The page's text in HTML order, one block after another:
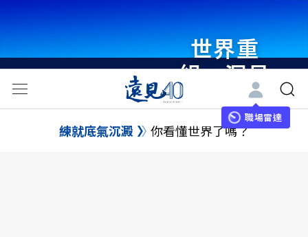
世界重
組・洞見
未來 與
世界領袖
職場雷達
練就底氣沉澱 你看懂世界了嗎？